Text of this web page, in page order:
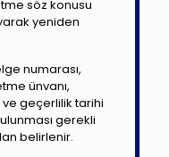
söz konusu
yeniden
numarası,
ünvanı,
geçerlilik tarihi
gerekli
belirlenir.